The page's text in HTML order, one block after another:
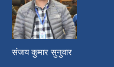
संजय कुमार सुनुवार